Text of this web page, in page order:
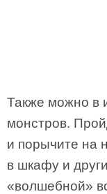
Также можно в
монстров.
и порычите на
в шкафу и
«волшебной»